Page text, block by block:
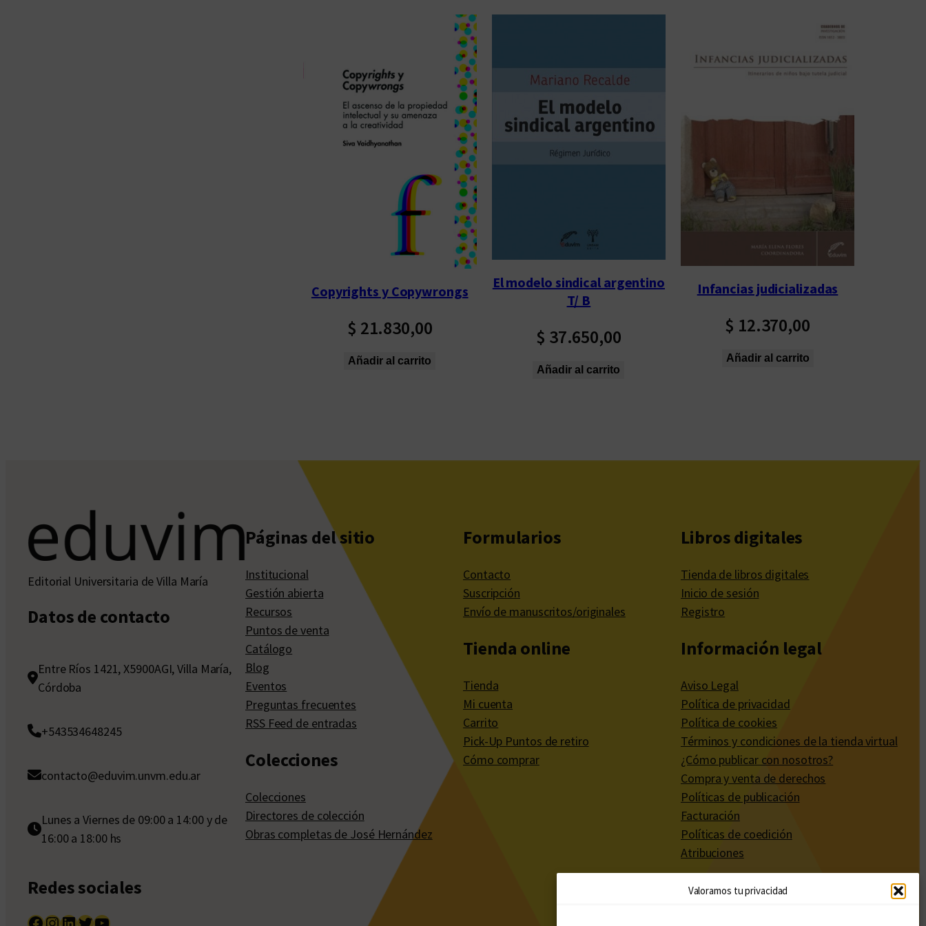
Valoramos tu privacidad
Copyrights y Copywrongs
$ 21.830,00
Añadir al carrito
El modelo sindical argentino
T/ B
$ 37.650,00
Añadir al carrito
Infancias judicializadas
$ 12.370,00
Añadir al carrito
Editorial Universitaria de Villa María
Datos de contacto
Entre Ríos 1421, X5900AGI, Villa María,
Córdoba
+543534648245
contacto@eduvim.unvm.edu.ar
Lunes a Viernes de 09:00 a 14:00 y de
16:00 a 18:00 hs
Redes sociales
Páginas del sitio
Institucional
Gestión abierta
Recursos
Puntos de venta
Catálogo
Blog
Eventos
Preguntas frecuentes
RSS Feed de entradas
Colecciones
Colecciones
Directores de colección
Obras completas de José Hernández
Formularios
Contacto
Suscripción
Envío de manuscritos/originales
Tienda online
Tienda
Mi cuenta
Carrito
Pick-Up Puntos de retiro
Cómo comprar
Libros digitales
Tienda de libros digitales
Inicio de sesión
Registro
Información legal
Aviso Legal
Política de privacidad
Política de cookies
Términos y condiciones de la tienda virtual
¿Cómo publicar con nosotros?
Compra y venta de derechos
Políticas de publicación
Facturación
Políticas de coedición
Atribuciones